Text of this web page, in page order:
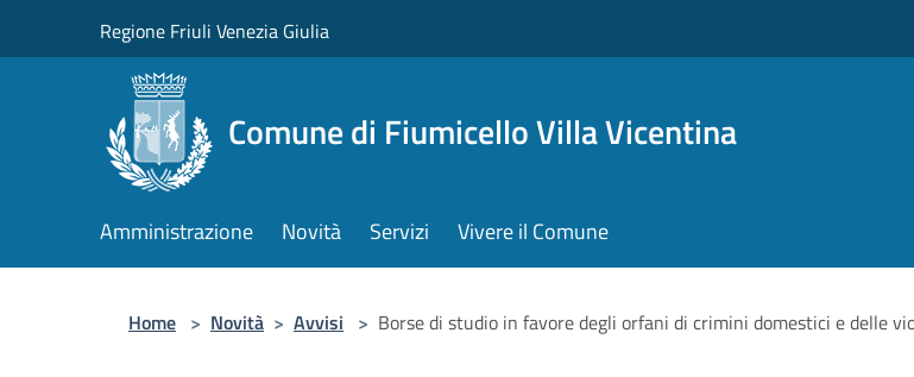
Regione Friuli Venezia Giulia
Comune di Fiumicello Villa Vicentina
Amministrazione Novità Servizi Vivere il Comune
Home > Novità > Avvisi > Borse di studio in favore degli orfani di crimini domestici e delle